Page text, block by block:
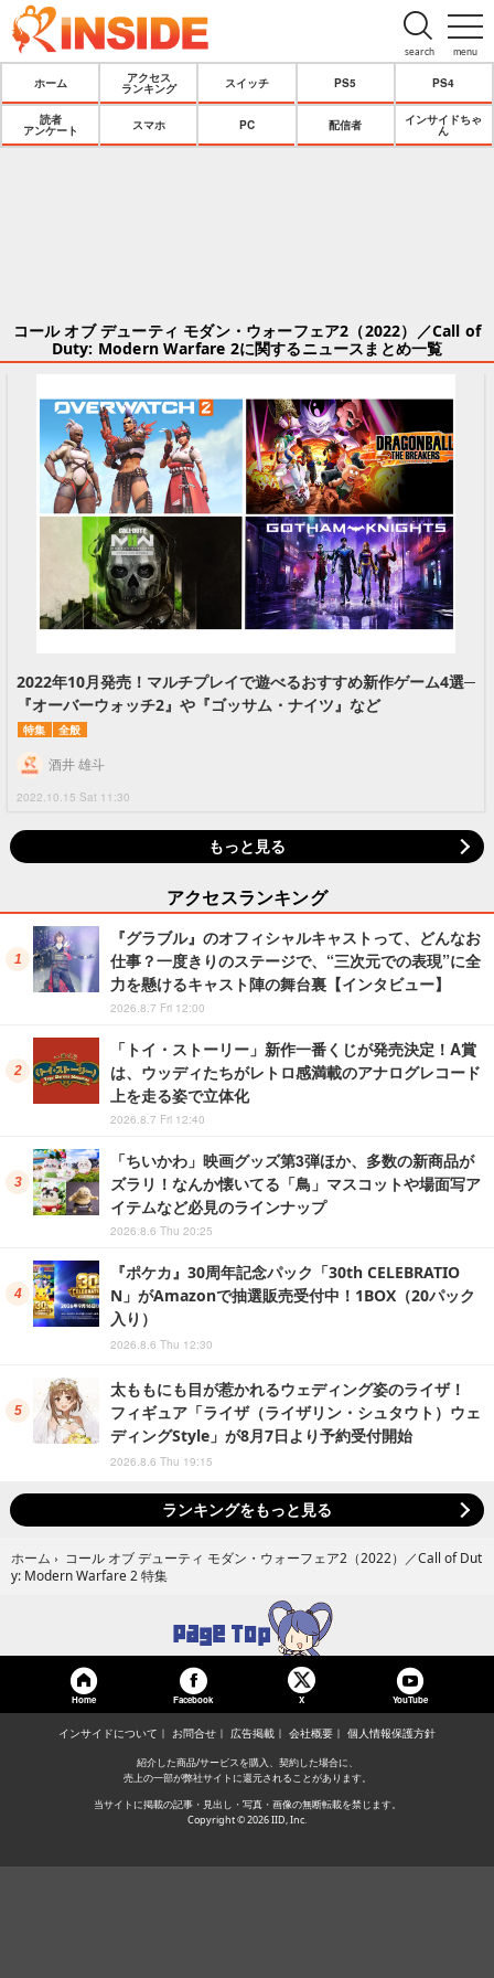
menu
search
ホーム
アクセス
ランキング
スイッチ PS5 PS4
読者
アンケート
スマホ PC 配信者
インサイドちゃ
ん
コール オブ デューティ モダン・ウォーフェア2（2022）／Call of
Duty: Modern Warfare 2に関するニュースまとめ一覧
2022年10月発売！マルチプレイで遊べるおすすめ新作ゲーム4選─
『オーバーウォッチ2』や『ゴッサム・ナイツ』など
特集 全般
2022.10.15 Sat 11:30
酒井 雄斗
もっと見る
アクセスランキング
『グラブル』のオフィシャルキャストって、どんなお
仕事？一度きりのステージで、“三次元での表現”に全
力を懸けるキャスト陣の舞台裏【インタビュー】
2026.8.7 Fri 12:00
「トイ・ストーリー」新作一番くじが発売決定！A賞
は、ウッディたちがレトロ感満載のアナログレコード
上を走る姿で立体化
2026.8.7 Fri 12:40
「ちいかわ」映画グッズ第3弾ほか、多数の新商品が
ズラリ！なんか懐いてる「鳥」マスコットや場面写ア
イテムなど必見のラインナップ
2026.8.6 Thu 20:25
『ポケカ』30周年記念パック「30th CELEBRATIO
N」がAmazonで抽選販売受付中！1BOX（20パック
入り）
2026.8.6 Thu 12:30
太ももにも目が惹かれるウェディング姿のライザ！
フィギュア「ライザ（ライザリン・シュタウト）ウェ
ディングStyle」が8月7日より予約受付開始
2026.8.6 Thu 19:15
ランキングをもっと見る
ホーム ›
コール オブ デューティ モダン・ウォーフェア2（2022）／Call of Dut
y: Modern Warfare 2 特集
Home Facebook X YouTube
インサイドについて お問合せ 広告掲載 会社概要 個人情報保護方針
紹介した商品/サービスを購入、契約した場合に、
売上の一部が弊社サイトに還元されることがあります。
当サイトに掲載の記事・見出し・写真・画像の無断転載を禁じます。
Copyright © 2026 IID, Inc.